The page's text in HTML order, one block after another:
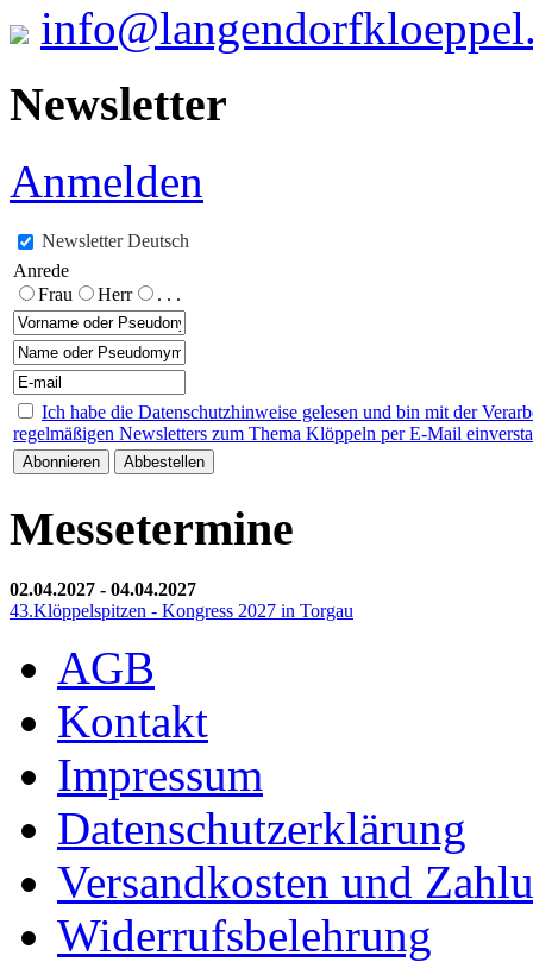
Newsletter
Anmelden
Newsletter Deutsch
Anrede
Frau
Herr . . .
Ich habe die Datenschutzhinweise gelesen und bin mit der
regelmäßigen Newsletters zum Thema Klöppeln per E-Mail
Messetermine
02.04.2027 - 04.04.2027
43.Klöppelspitzen - Kongress 2027 in Torgau
AGB
Kontakt
Impressum
Datenschutzerklärung
Versandkosten und
Widerrufsbelehrung